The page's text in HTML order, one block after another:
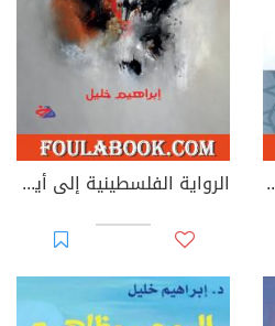
شعره ونثره الرواية الفلسطينية إلى أين؟